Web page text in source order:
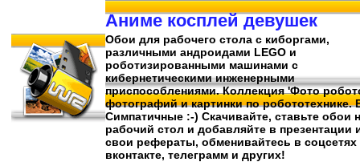
Аниме косплей девушек
Обои для рабочего стола c киборгами,
различными андроидами LEGO и
роботизированными машинами c
кибернетическими инженерными
приспособлениями. Коллекция 'Фото
фотографийи картинки по робототехнике.
Симпатичные :-) Скачивайте, ставьте обои
рабочий стол и добавляйте в презентации
свои рефераты, обменивайтесь в соцсетях
вконтакте, телеграмм и других!